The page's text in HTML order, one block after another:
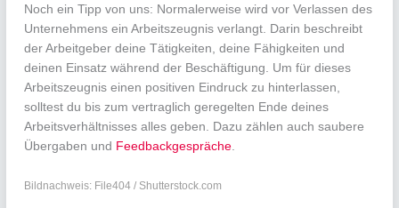
Noch ein Tipp von uns: Normalerweise wird vor Verlassen des
Unternehmens ein Arbeitszeugnis verlangt. Darin beschreibt
der Arbeitgeber deine Tätigkeiten, deine Fähigkeiten und
deinen Einsatz während der Beschäftigung. Um für dieses
Arbeitszeugnis einen positiven Eindruck zu hinterlassen,
solltest du bis zum vertraglich geregelten Ende deines
Arbeitsverhältnisses alles geben. Dazu zählen auch saubere
Übergaben und Feedbackgespräche.
Bildnachweis: File404 / Shutterstock.com